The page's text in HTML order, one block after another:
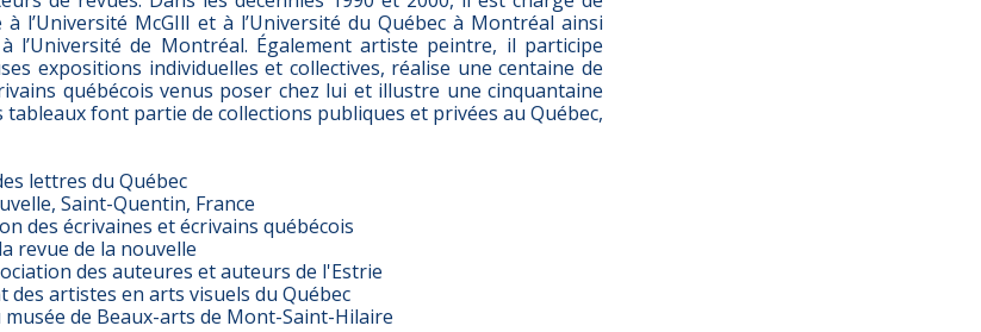
l’Université McGIll et à l’Université du Québec à Montréal ainsi
l’Université de Montréal. Également artiste peintre, il participe
expositions individuelles et collectives, réalise une centaine de
québécois venus poser chez lui et illustre une cinquantaine
tableaux font partie de collections publiques et privées au Québec,
lettres du Québec
Saint-Quentin, France
des écrivaines et écrivains québécois
revue de la nouvelle
des auteures et auteurs de l'Estrie
des artistes en arts visuels du Québec
de Beaux-arts de Mont-Saint-Hilaire